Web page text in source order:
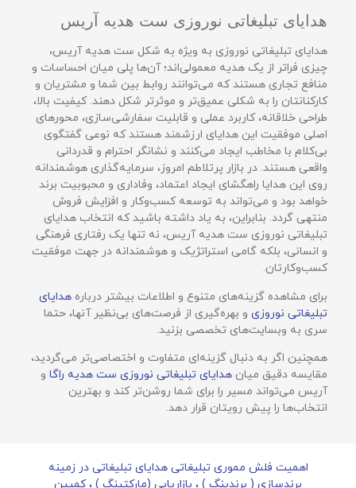
هدایای تبلیغاتی نوروزی ست هدیه آریس
هدایای تبلیغاتی نوروزی به ویژه به شکل ست هدیه آریس،
چیزی فراتر از یک هدیه معمولی‌اند؛ آن‌ها پلی میان احساسات و
منافع تجاری هستند که می‌توانند روابط بین شما و مشتریان و
کارکنانتان را به شکلی عمیق‌تر و موثرتر شکل دهند. کیفیت بالا،
طراحی خلاقانه، کاربرد عملی و قابلیت سفارشی‌سازی، محورهای
اصلی موفقیت این هدایای ارزشمند هستند که نوعی گفتگوی
بی‌کلام با مخاطب ایجاد می‌کنند و نشانگر احترام و قدردانی
واقعی هستند. در بازار پرتلاطم امروز، سرمایه‌گذاری هوشمندانه
روی این هدایا راهگشای ایجاد اعتماد، وفاداری و محبوبیت برند
خواهد بود و می‌تواند به توسعه کسب‌وکار و افزایش فروش
منتهی گردد. بنابراین، به یاد داشته باشید که انتخاب هدایای
تبلیغاتی نوروزی ست هدیه آریس، نه تنها یک رفتاری فرهنگی
و انسانی، بلکه گامی استراتژیک و هوشمندانه در جهت موفقیت
کسب‌وکارتان.
برای مشاهده گزینه‌های متنوع و اطلاعات بیشتر درباره هدایای
تبلیغاتی نوروزی و بهره‌گیری از فرصت‌های بی‌نظیر آنها، حتما
سری به وبسایت‌های تخصصی بزنید.
همچنین اگر به دنبال گزینه‌ای متفاوت و اختصاصی‌تر می‌گردید،
مقایسه دقیق میان هدایای تبلیغاتی نوروزی ست هدیه راگا و
آریس می‌تواند مسیر را برای شما روشن‌تر کند و بهترین
انتخاب‌ها را پیش رویتان قرار دهد.
اهمیت فلش مموری تبلیغاتی هدایای تبلیغاتی در زمینه
برندسازی ( برندینگ ) ، بازاریابی (مارکتینگ ) ، کمپین